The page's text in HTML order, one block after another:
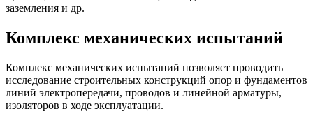
заземления и др.
Комплекс механических испытаний
Комплекс механических испытаний позволяет проводить
исследование строительных конструкций опор и фундаментов
линий электропередачи, проводов и линейной арматуры,
изоляторов в ходе эксплуатации.